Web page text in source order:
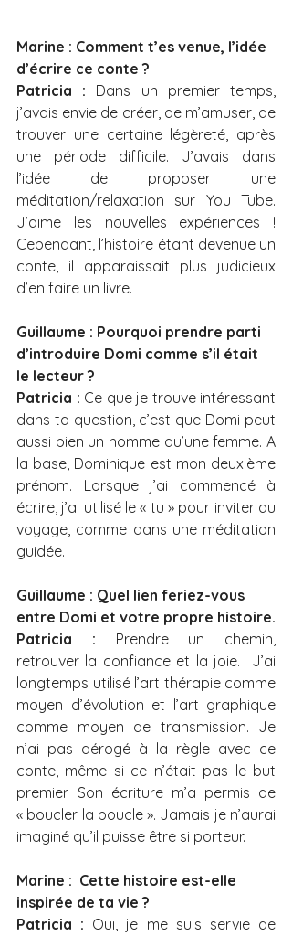
Marine : Comment t’es venue, l’idée
d’écrire ce conte ?
Patricia : Dans un premier temps,
j’avais envie de créer, de m’amuser, de
trouver une certaine légèreté, après
une période difficile. J’avais dans
l’idée de proposer une
méditation/relaxation sur You Tube.
J’aime les nouvelles expériences !
Cependant, l’histoire étant devenue un
conte, il apparaissait plus judicieux
d’en faire un livre.
Guillaume : Pourquoi prendre parti
d’introduire Domi comme s’il était
le lecteur ?
Patricia : Ce que je trouve intéressant
dans ta question, c’est que Domi peut
aussi bien un homme qu’une femme. A
la base, Dominique est mon deuxième
prénom. Lorsque j’ai commencé à
écrire, j’ai utilisé le « tu » pour inviter au
voyage, comme dans une méditation
guidée.
Guillaume : Quel lien feriez-vous
entre Domi et votre propre histoire.
Patricia : Prendre un chemin,
retrouver la confiance et la joie.  J’ai
longtemps utilisé l’art thérapie comme
moyen d’évolution et l’art graphique
comme moyen de transmission. Je
n’ai pas dérogé à la règle avec ce
conte, même si ce n’était pas le but
premier. Son écriture m’a permis de
« boucler la boucle ». Jamais je n’aurai
imaginé qu’il puisse être si porteur.
Marine :  Cette histoire est-elle
inspirée de ta vie ?
Patricia : Oui, je me suis servie de